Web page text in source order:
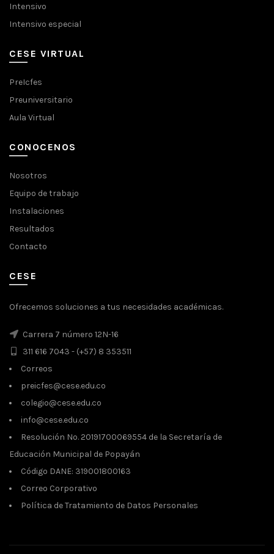
Intensivo
Intensivo especial
CESE VIRTUAL
PreIcfes
Preuniversitario
Aula Virtual
CONOCENOS
Nosotros
Equipo de trabajo
Instalaciones
Resultados
Contacto
CESE
Ofrecemos soluciones a tus necesidades académicas.
Carrera 7 número 12N-16
311 616 7043 - (+57) 8 353511
Correos
preicfes@cese.edu.co
colegio@cese.edu.co
info@cese.edu.co
Resolución No. 20191700069554 de la Secretaría de
Educación Municipal de Popayán
Código DANE: 319001800163
Correo Corporativo
Política de Tratamiento de Datos Personales